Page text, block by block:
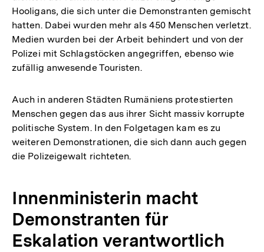
Hooligans, die sich unter die Demonstranten gemischt
hatten. Dabei wurden mehr als 450 Menschen verletzt.
Medien wurden bei der Arbeit behindert und von der
Polizei mit Schlagstöcken angegriffen, ebenso wie
zufällig anwesende Touristen.
Auch in anderen Städten Rumäniens protestierten
Menschen gegen das aus ihrer Sicht massiv korrupte
politische System. In den Folgetagen kam es zu
weiteren Demonstrationen, die sich dann auch gegen
die Polizeigewalt richteten.
Innenministerin macht
Demonstranten für
Eskalation verantwortlich